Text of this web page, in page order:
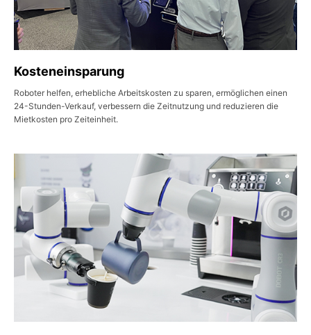
Kosteneinsparung
Roboter helfen, erhebliche Arbeitskosten zu sparen, ermöglichen einen
24-Stunden-Verkauf, verbessern die Zeitnutzung und reduzieren die
Mietkosten pro Zeiteinheit.